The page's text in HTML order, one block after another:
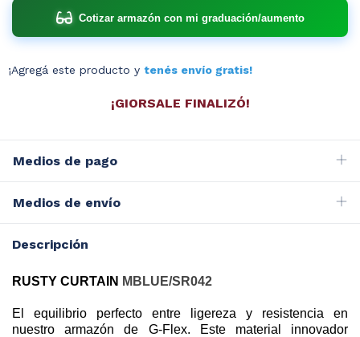
Cotizar armazón con mi graduación/aumento
¡Agregá este producto y tenés envío gratis!
¡GIORSALE FINALIZÓ!
Medios de pago
Medios de envío
Descripción
RUSTY CURTAIN MBLUE/SR042
El equilibrio perfecto entre ligereza y resistencia en
nuestro armazón de G-Flex. Este material innovador